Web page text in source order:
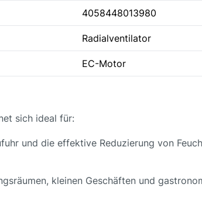
4058448013980
Radialventilator
EC-Motor
sich ideal für:
und die effektive Reduzierung von
kleinen Geschäften und